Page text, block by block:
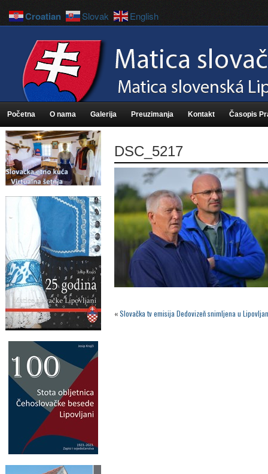
Početna O nama Galerija Preuzimanja Kontakt Časopis
DSC_5217
«Slovačka tv emisija Dedovizeň snimljena u
Croatian Slovak English